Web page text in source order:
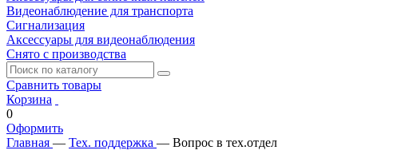
Видеонаблюдение для транспорта
Сигнализация
Аксессуары для видеонаблюдения
Снято с производства
Сравнить товары
Корзина
0
Оформить
Главная — Тех. поддержка — Вопрос в тех.отдел